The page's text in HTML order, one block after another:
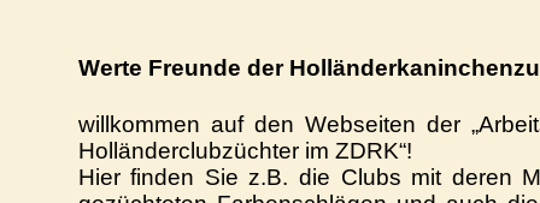
Werte Freunde der
willkommen auf den Webseiten der
Holländerclubzüchter im ZDRK“!
Hier finden Sie z.B. die Clubs mit deren